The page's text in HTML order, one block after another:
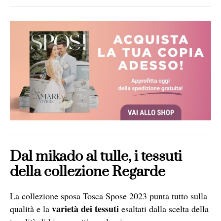
Dal mikado al tulle, i tessuti
della collezione Regarde
La collezione sposa Tosca Spose 2023 punta tutto sulla
qualità e la varietà dei tessuti esaltati dalla scelta della